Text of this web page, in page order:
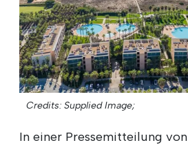
Credits: Supplied Image;
In einer Pressemitteilung von